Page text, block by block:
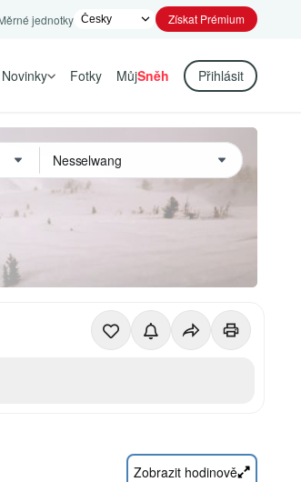
jednotky Získat Prémium
Novinky Fotky MůjSněh Přihlásit
Zobrazit hodinově